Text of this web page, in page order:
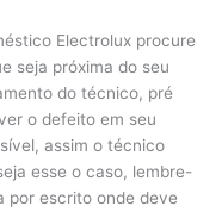
Electrolux procure
seja próxima do seu
do técnico, pré
o defeito em seu
assim o técnico
esse o caso, lembre-
por escrito onde deve